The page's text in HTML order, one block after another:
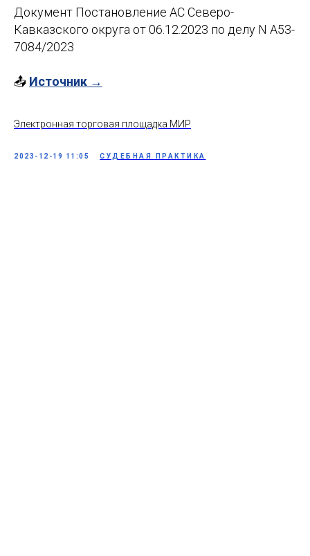
Документ Постановление АС Северо-
Кавказского округа от 06.12.2023 по делу N А53-
7084/2023
📤 Источник →
Электронная торговая площадка МИР
2023-12-19 11:05 СУДЕБНАЯ ПРАКТИКА